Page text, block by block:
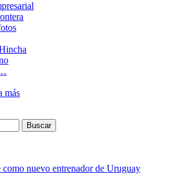
más
nuevo entrenador de Uruguay